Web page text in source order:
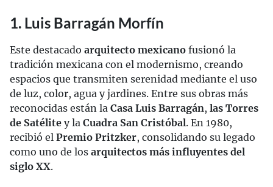
1. Luis Barragán Morfín
Este destacado arquitecto mexicano fusionó la
tradición mexicana con el modernismo, creando
espacios que transmiten serenidad mediante el uso
de luz, color, agua y jardines. Entre sus obras más
reconocidas están la Casa Luis Barragán, las Torres
de Satélite y la Cuadra San Cristóbal. En 1980,
recibió el Premio Pritzker, consolidando su legado
como uno de los arquitectos más influyentes del
siglo XX.